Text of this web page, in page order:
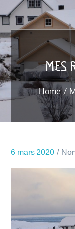
MES
Home
6 mars 2020